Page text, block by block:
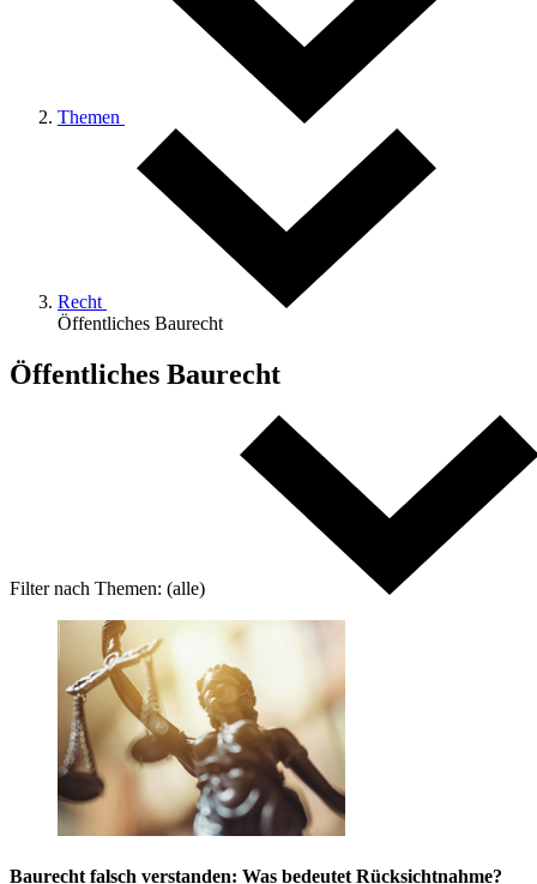
Themen
Recht
Öffentliches Baurecht
Öffentliches Baurecht
Filter nach Themen: (alle)
Baurecht falsch verstanden: Was bedeutet Rücksichtnahme?